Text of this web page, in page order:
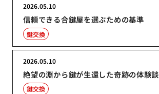
信頼できる合鍵屋を選ぶための基準
2026.05.10
鍵交換
絶望の淵から鍵が生還した奇跡の体験談
2026.05.10
鍵交換